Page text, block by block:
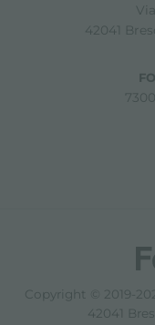
42041
Copyright © 2019-
42041